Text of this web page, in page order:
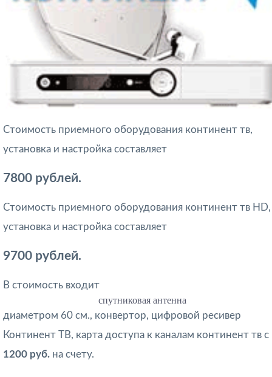
Стоимость приемного оборудования континент тв,
установка и настройка составляет
7800 рублей.
Стоимость приемного оборудования континент тв HD,
установка и настройка составляет
9700 рублей.
В стоимость входит
спутниковая антенна
диаметром 60 см., конвертор, цифровой ресивер
Континент ТВ, карта доступа к каналам континент тв с
1200 руб. на счету.